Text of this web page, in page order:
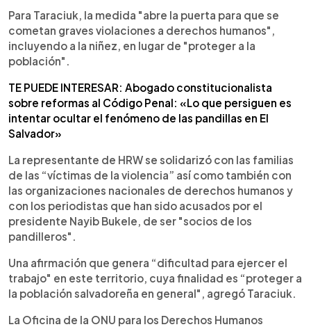
Para Taraciuk, la medida "abre la puerta para que se
cometan graves violaciones a derechos humanos",
incluyendo a la niñez, en lugar de "proteger a la
población".
TE PUEDE INTERESAR: Abogado constitucionalista
sobre reformas al Código Penal: «Lo que persiguen es
intentar ocultar el fenómeno de las pandillas en El
Salvador»
La representante de HRW se solidarizó con las familias
de las “víctimas de la violencia” así como también con
las organizaciones nacionales de derechos humanos y
con los periodistas que han sido acusados por el
presidente Nayib Bukele, de ser "socios de los
pandilleros".
Una afirmación que genera “dificultad para ejercer el
trabajo" en este territorio, cuya finalidad es “proteger a
la población salvadoreña en general", agregó Taraciuk.
La Oficina de la ONU para los Derechos Humanos